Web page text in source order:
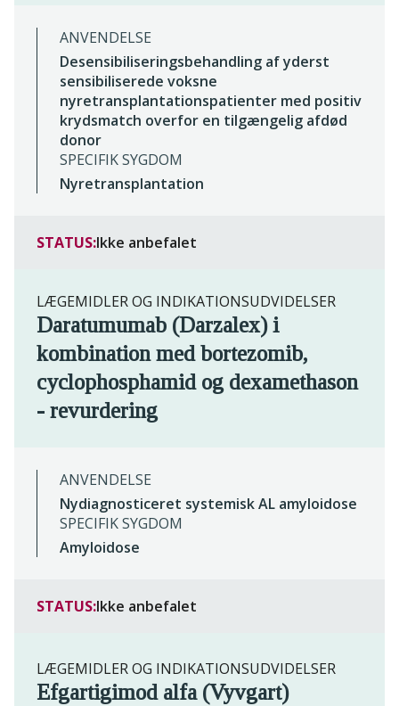
ANVENDELSE
Desensibiliseringsbehandling af yderst
sensibiliserede voksne
nyretransplantationspatienter med positiv
krydsmatch overfor en tilgængelig afdød
donor
SPECIFIK SYGDOM
Nyretransplantation
STATUS:Ikke anbefalet
LÆGEMIDLER OG INDIKATIONSUDVIDELSER
Daratumumab (Darzalex) i
kombination med bortezomib,
cyclophosphamid og dexamethason
- revurdering
ANVENDELSE
Nydiagnosticeret systemisk AL amyloidose
SPECIFIK SYGDOM
Amyloidose
STATUS:Ikke anbefalet
LÆGEMIDLER OG INDIKATIONSUDVIDELSER
Efgartigimod alfa (Vyvgart)